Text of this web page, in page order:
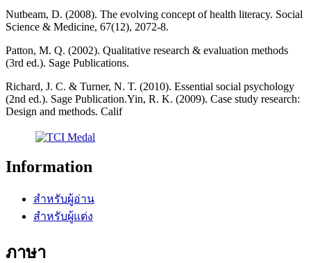
Nutbeam, D. (2008). The evolving concept of health literacy. Social
Science & Medicine, 67(12), 2072-8.
Patton, M. Q. (2002). Qualitative research & evaluation methods
(3rd ed.). Sage Publications.
Richard, J. C. & Turner, N. T. (2010). Essential social psychology
(2nd ed.). Sage Publication.Yin, R. K. (2009). Case study research:
Design and methods. Calif
Information
สำหรับผู้อ่าน
สำหรับผู้แต่ง
ภาษา